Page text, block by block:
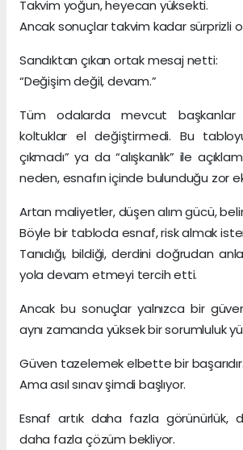
Takvim yoğun, heyecan yüksekti.
Ancak sonuçlar takvim kadar sürprizli
Sandıktan çıkan ortak mesaj netti:
“Değişim değil, devam.”
Tüm odalarda mevcut başkanlar
koltuklar el değiştirmedi. Bu
çıkmadı” ya da “alışkanlık” ile
neden, esnafın içinde bulunduğu zor
Artan maliyetler, düşen alım gücü,
Böyle bir tabloda esnaf, risk almak
Tanıdığı, bildiği, derdini doğrudan
yola devam etmeyi tercih etti.
Ancak bu sonuçlar yalnızca bir
aynı zamanda yüksek bir sorumluluk
Güven tazelemek elbette bir başarıdır.
Ama asıl sınav şimdi başlıyor.
Esnaf artık daha fazla görünürlük,
daha fazla çözüm bekliyor.